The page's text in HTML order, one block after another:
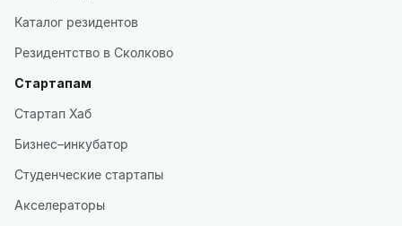
Каталог резидентов
Резидентство в Сколково
Стартапам
Стартап Хаб
Бизнес–инкубатор
Студенческие стартапы
Акселераторы